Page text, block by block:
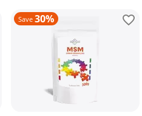
Save 30%